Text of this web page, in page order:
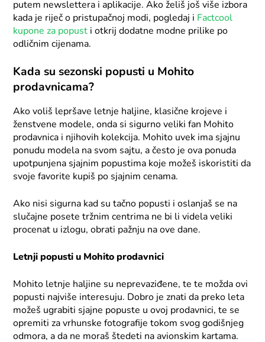
putem newslettera i aplikacije. Ako želiš još više izbora
kada je riječ o pristupačnoj modi, pogledaj i Factcool
kupone za popust i otkrij dodatne modne prilike po
odličnim cijenama.
Kada su sezonski popusti u Mohito
prodavnicama?
Ako voliš lepršave letnje haljine, klasične krojeve i
ženstvene modele, onda si sigurno veliki fan Mohito
prodavnica i njihovih kolekcija. Mohito uvek ima sjajnu
ponudu modela na svom sajtu, a često je ova ponuda
upotpunjena sjajnim popustima koje možeš iskoristiti da
svoje favorite kupiš po sjajnim cenama.
Ako nisi sigurna kad su tačno popusti i oslanjaš se na
slučajne posete tržnim centrima ne bi li videla veliki
procenat u izlogu, obrati pažnju na ove dane.
Letnji popusti u Mohito prodavnici
Mohito letnje haljine su neprevaziđene, te te možda ovi
popusti najviše interesuju. Dobro je znati da preko leta
možeš ugrabiti sjajne popuste u ovoj prodavnici, te se
opremiti za vrhunske fotografije tokom svog godišnjeg
odmora, a da ne moraš štedeti na avionskim kartama.